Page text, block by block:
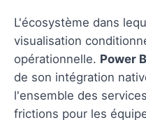
L'écosystème dans
visualisation
opérationnelle. Power
de son intégration
l'ensemble des
frictions pour les